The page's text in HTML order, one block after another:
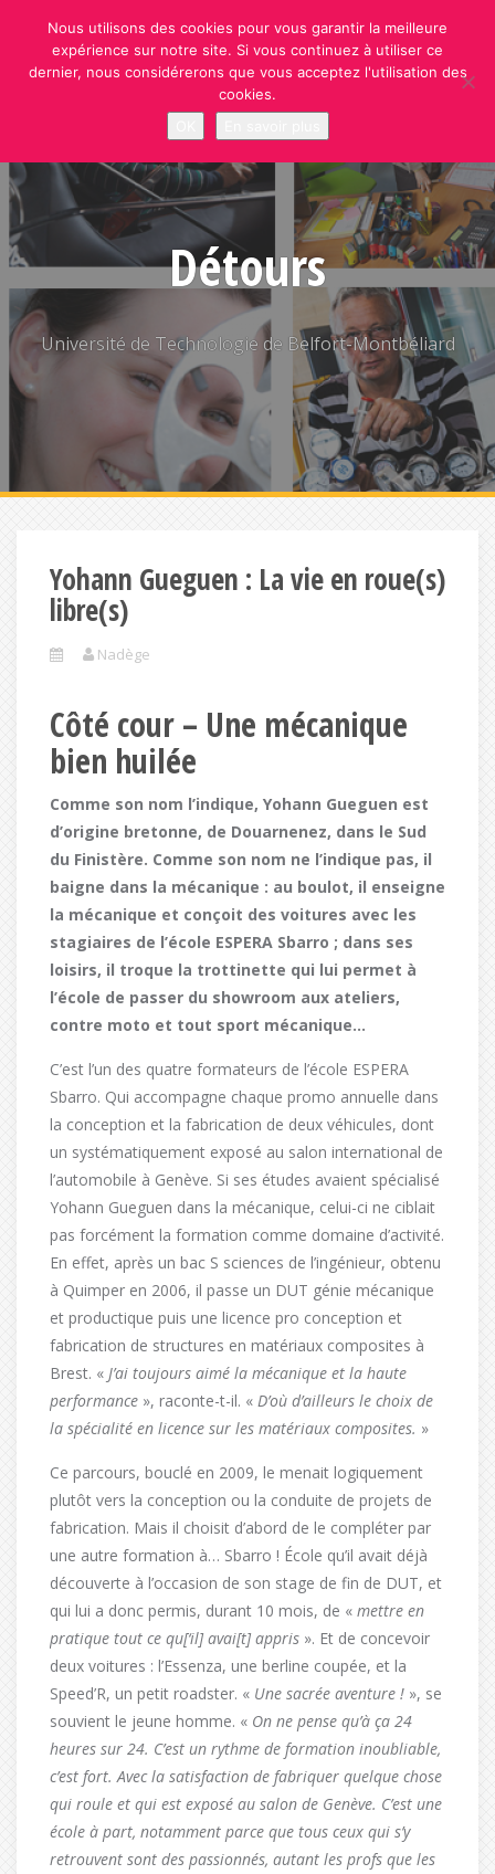
content
Détours
Université de Technologie de Belfort-Montbéliard
Yohann Gueguen : La vie en roue(s)
libre(s)
Nadège
Côté cour – Une mécanique
bien huilée
Comme son nom l’indique, Yohann Gueguen est
d’origine bretonne, de Douarnenez, dans le Sud
du Finistère. Comme son nom ne l’indique pas, il
baigne dans la mécanique : au boulot, il enseigne
la mécanique et conçoit des voitures avec les
stagiaires de l’école ESPERA Sbarro ; dans ses
loisirs, il troque la trottinette qui lui permet à
l’école de passer du showroom aux ateliers,
contre moto et tout sport mécanique…
C’est l’un des quatre formateurs de l’école ESPERA
Sbarro. Qui accompagne chaque promo annuelle dans
la conception et la fabrication de deux véhicules, dont
un systématiquement exposé au salon international de
l’automobile à Genève. Si ses études avaient spécialisé
Yohann Gueguen dans la mécanique, celui-ci ne ciblait
pas forcément la formation comme domaine d’activité.
En effet, après un bac S sciences de l’ingénieur, obtenu
à Quimper en 2006, il passe un DUT génie mécanique
et productique puis une licence pro conception et
fabrication de structures en matériaux composites à
Brest. « J’ai toujours aimé la mécanique et la haute
performance », raconte-t-il. « D’où d’ailleurs le choix de
la spécialité en licence sur les matériaux composites. »
Ce parcours, bouclé en 2009, le menait logiquement
plutôt vers la conception ou la conduite de projets de
fabrication. Mais il choisit d’abord de le compléter par
une autre formation à… Sbarro ! École qu’il avait déjà
découverte à l’occasion de son stage de fin de DUT, et
qui lui a donc permis, durant 10 mois, de « mettre en
pratique tout ce qu[‘il] avai[t] appris ». Et de concevoir
deux voitures : l’Essenza, une berline coupée, et la
Speed’R, un petit roadster. « Une sacrée aventure ! », se
souvient le jeune homme. « On ne pense qu’à ça 24
heures sur 24. C’est un rythme de formation inoubliable,
c’est fort. Avec la satisfaction de fabriquer quelque chose
qui roule et qui est exposé au salon de Genève. C’est une
école à part, notamment parce que tous ceux qui s’y
retrouvent sont des passionnés, autant les profs que les
Nous utilisons des cookies pour vous garantir la meilleure
expérience sur notre site. Si vous continuez à utiliser ce
dernier, nous considérerons que vous acceptez l'utilisation des
cookies.